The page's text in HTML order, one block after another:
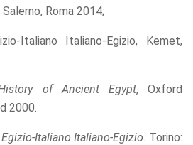
Roma 2014;
Italiano Italiano-Egizio, Kemet,
of Ancient Egypt, Oxford
2000.
Italiano Italiano-Egizio . Torino: